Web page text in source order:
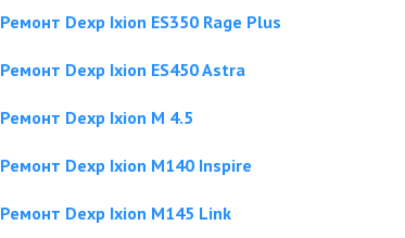
Ремонт Dexp Ixion ES350 Rage Plus
Ремонт Dexp Ixion ES450 Astra
Ремонт Dexp Ixion M 4.5
Ремонт Dexp Ixion M140 Inspire
Ремонт Dexp Ixion M145 Link